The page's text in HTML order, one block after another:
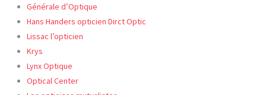
Générale d’Optique
Hans Handers opticien Dirct Optic
Lissac l’opticien
Krys
Lynx Optique
Optical Center